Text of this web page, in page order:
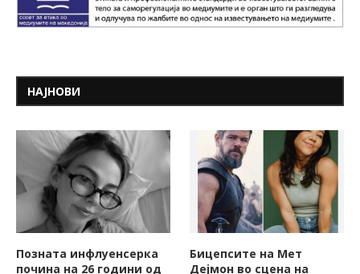
НАЈНОВИ
Позната инфлуенсерка
почина на 26 години од
Бицепсите на Мет
Дејмон во сцена на